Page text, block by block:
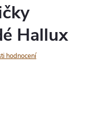
Hallux
hodnocení